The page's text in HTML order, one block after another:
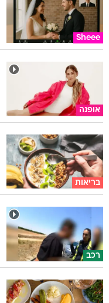
Sheee
אופנה
בריאות
רכב